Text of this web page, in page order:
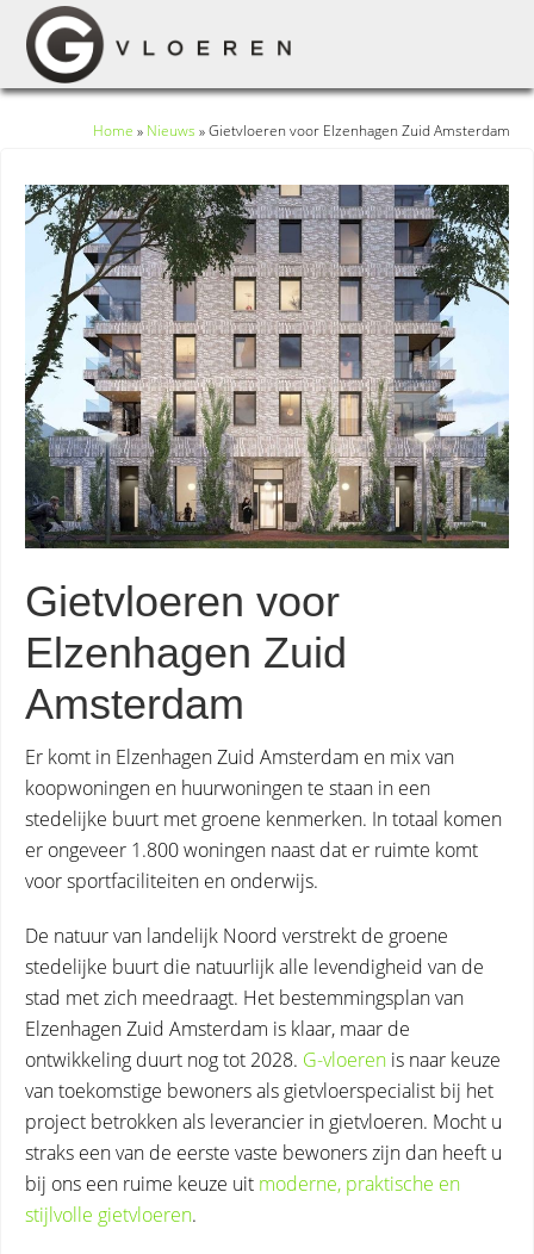
Home » Nieuws »Gietvloeren voor Elzenhagen Zuid Amsterdam
Gietvloeren voor
Elzenhagen Zuid
Amsterdam
Er komt in Elzenhagen Zuid Amsterdam en mix van
koopwoningen en huurwoningen te staan in een
stedelijke buurt met groene kenmerken. In totaal komen
er ongeveer 1.800 woningen naast dat er ruimte komt
voor sportfaciliteiten en onderwijs.
De natuur van landelijk Noord verstrekt de groene
stedelijke buurt die natuurlijk alle levendigheid van de
stad met zich meedraagt. Het bestemmingsplan van
Elzenhagen Zuid Amsterdam is klaar, maar de
ontwikkeling duurt nog tot 2028. G-vloeren is naar keuze
van toekomstige bewoners als gietvloerspecialist bij het
project betrokken als leverancier in gietvloeren. Mocht u
straks een van de eerste vaste bewoners zijn dan heeft u
bij ons een ruime keuze uit moderne, praktische en
stijlvolle gietvloeren.